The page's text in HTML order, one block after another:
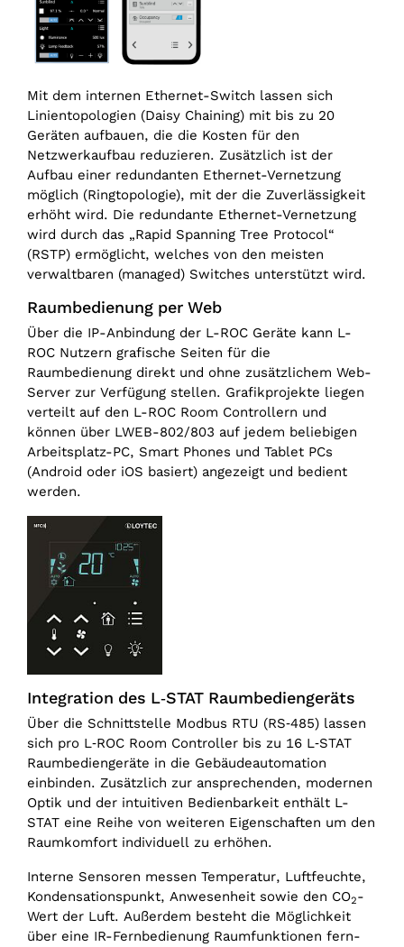
Mit dem internen Ethernet-Switch lassen sich
Linientopologien (Daisy Chaining) mit bis zu 20
Geräten aufbauen, die die Kosten für den
Netzwerkaufbau reduzieren. Zusätzlich ist der
Aufbau einer redundanten Ethernet-Vernetzung
möglich (Ringtopologie), mit der die Zuverlässigkeit
erhöht wird. Die redundante Ethernet-Vernetzung
wird durch das „Rapid Spanning Tree Protocol“
(RSTP) ermöglicht, welches von den meisten
verwaltbaren (managed) Switches unterstützt wird.
Raumbedienung per Web
Über die IP-Anbindung der L-ROC Geräte kann L-
ROC Nutzern grafische Seiten für die
Raumbedienung direkt und ohne zusätzlichem Web-
Server zur Verfügung stellen. Grafikprojekte liegen
verteilt auf den L-ROC Room Controllern und
können über LWEB-802/803 auf jedem beliebigen
Arbeitsplatz-PC, Smart Phones und Tablet PCs
(Android oder iOS basiert) angezeigt und bedient
werden.
Integration des L‑STAT Raumbediengeräts
Über die Schnittstelle Modbus RTU (RS‑485) lassen
sich pro L‑ROC Room Controller bis zu 16 L‑STAT
Raumbediengeräte in die Gebäudeautomation
einbinden. Zusätzlich zur ansprechenden, modernen
Optik und der intuitiven Bedienbarkeit enthält L-
STAT eine Reihe von weiteren Eigenschaften um den
Raumkomfort individuell zu erhöhen.
Interne Sensoren messen Temperatur, Luftfeuchte,
Kon­den­sations­punkt, Anwesenheit sowie den CO2-
Wert der Luft. Außerdem besteht die Möglichkeit
über eine IR-Fern­bedienung Raum­funktionen fern­